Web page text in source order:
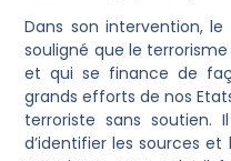
Dans son intervention, le
souligné que le
et qui se finance de
grands efforts de nos
terroriste sans soutien.
d’identifier les sources